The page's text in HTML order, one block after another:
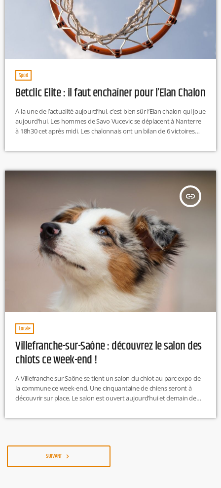
Sport
Betclic Elite : il faut enchaîner pour l’Elan Chalon
A la une de l’actualité aujourd’hui, c’est bien sûr l’Elan chalon qui joue
aujourd’hui. Les hommes de Savo Vucevic se déplacent à Nanterre
à 18h30 cet après midi. Les chalonnais ont un bilan de 6 victoires
Avec 2 victoires sur les 3 derniers matchs les chalonnais espèrent
[…]
insert_link
Locale
Villefranche-sur-Saône : découvrez le salon des
chiots ce week-end !
A Villefranche sur Saône se tient un salon du chiot au parc expo de
la commune ce week-end. Une cinquantaine de chiens seront à
découvrir sur place. Le salon est ouvert aujourd’hui et demain de
pour les enfants de 2 à 11 ans.
SUIVANT navigate_next